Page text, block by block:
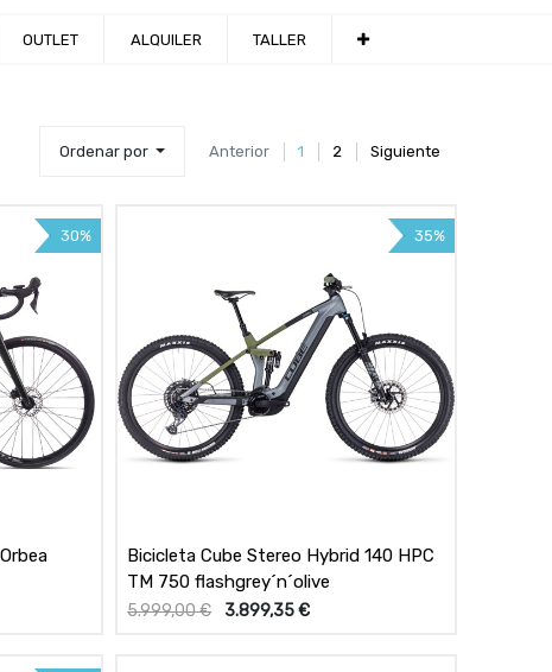
OUTLET ALQUILER TALLER
Anterior 1 2 Siguiente
Ordenar por
30% 35%
Bicicleta Cube Stereo Hybrid 140 HPC
TM 750 flashgrey´n´olive
5.999,00€ 3.899,35€